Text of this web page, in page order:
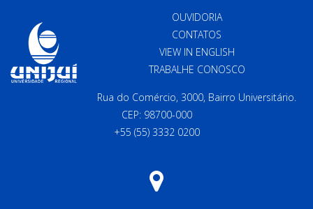
OUVIDORIA
CONTATOS
VIEW IN ENGLISH
TRABALHE CONOSCO
Rua do Comércio, 3000, Bairro Universitário.
CEP: 98700-000
+55 (55) 3332 0200